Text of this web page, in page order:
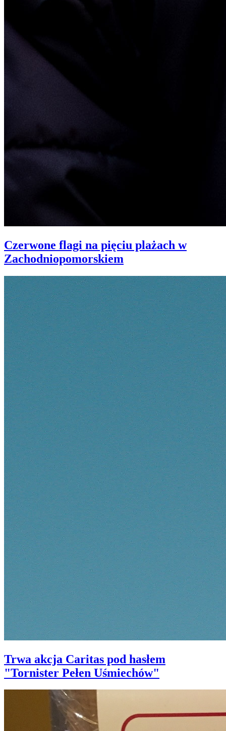
Czerwone flagi na pięciu plażach w
Zachodniopomorskiem
Trwa akcja Caritas pod hasłem
"Tornister Pełen Uśmiechów"